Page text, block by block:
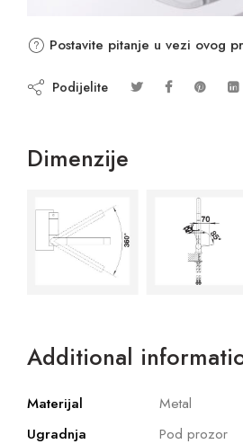
Postavite pitanje u vezi ovog
Podijelite
Dimenzije
Additional
Materijal
Metal
Ugradnja
Pod prozor